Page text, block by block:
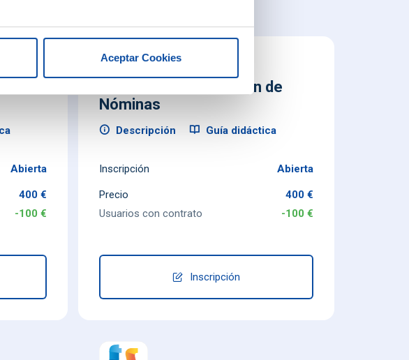
Aceptar Cookies
Abierta
400 €
-100 €
TS Nominasol | Gestión de
Nóminas
Descripción Guía didáctica
Inscripción Abierta
Precio
400 €
Usuarios con contrato
-100 €
Inscripción